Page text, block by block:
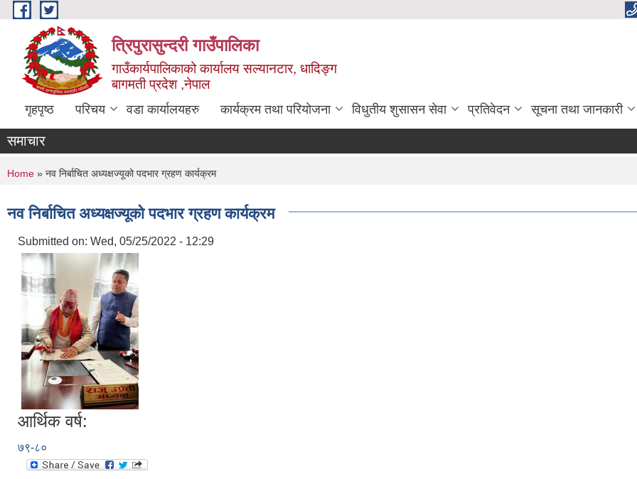
Skip to main content
त्रिपुरासुन्दरी गाउँपालिका
गाउँकार्यपालिकाको कार्यालय सल्यानटार, धादिङ्ग
बागमती प्रदेश ,नेपाल
गृहपृष्ठ परिचय वडा कार्यालयहरु कार्यक्रम तथा परियोजना विधुतीय शुसासन सेवा प्रतिवेदन सूचना तथा जानकारी
समाचार
You are here
Home » नव निर्बाचित अध्यक्षज्यूको पदभार ग्रहण कार्यक्रम
नव निर्बाचित अध्यक्षज्यूको पदभार ग्रहण कार्यक्रम
Submitted on: Wed, 05/25/2022 - 12:29
आर्थिक वर्ष:
७९-८०